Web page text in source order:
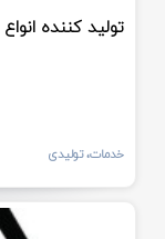
تولید کننده
خدمات، تولیدی